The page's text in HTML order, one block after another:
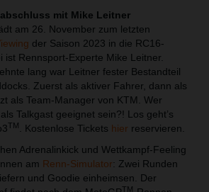
mit Mike Leitner
am 26. November zum letzten
der Saison 2023 in die RC16-
ist Rennsport-Experte Mike Leitner.
lang war Leitner fester Bestandteil
Zuerst als aktiver Fahrer, dann als
als Team-Manager von KTM. Wer
Talkgast geeignet sein?! Los geht’s
TM . Kostenlose Tickets hier reservieren.
Adrenalinkick und Wettkampf-Feeling
am Renn-Simulator: Zwei Runden
und Goodie einheimsen. Der
TM